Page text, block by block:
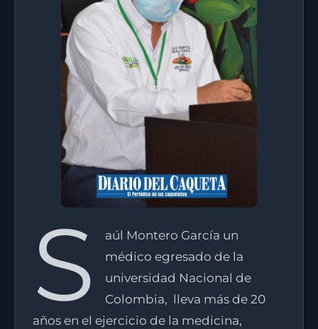
S
aúl Montero García un
médico egresado de la
universidad Nacional de
Colombia, lleva más de 20
años en el ejercicio de la medicina,